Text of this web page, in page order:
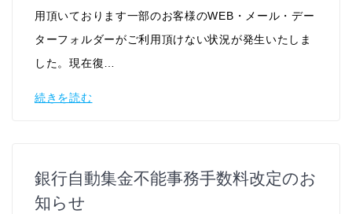
用頂いております一部のお客様のWEB・メール・デー
ターフォルダーがご利用頂けない状況が発生いたしま
した。現在復…
続きを読む
銀行自動集金不能事務手数料改定のお
知らせ